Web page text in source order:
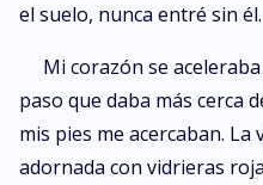
el suelo, nunca entré sin él.
Mi corazón se
paso que daba más cerca
mis pies me acercaban.
adornada con vidrieras